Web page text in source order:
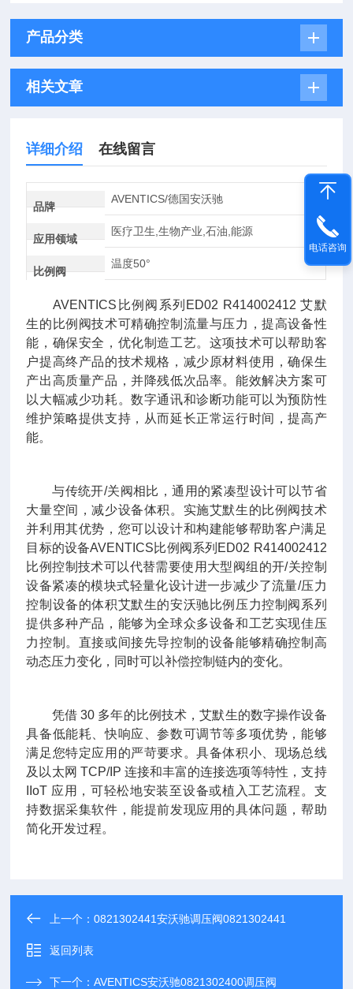
产品分类
相关文章
详细介绍 在线留言
品牌
AVENTICS/德国安沃驰
应用领域
医疗卫生,生物产业,石油,能源
比例阀
温度50°
AVENTICS比例阀系列ED02 R414002412 艾默
生的比例阀技术可精确控制流量与压力，提高设备性
能，确保安全，优化制造工艺。这项技术可以帮助客
户提高终产品的技术规格，减少原材料使用，确保生
产出高质量产品，并降残低次品率。能效解决方案可
以大幅减少功耗。数字通讯和诊断功能可以为预防性
维护策略提供支持，从而延长正常运行时间，提高产
能。
与传统开/关阀相比，通用的紧凑型设计可以节省
大量空间，减少设备体积。实施艾默生的比例阀技术
并利用其优势，您可以设计和构建能够帮助客户满足
目标的设备AVENTICS比例阀系列ED02 R414002412
比例控制技术可以代替需要使用大型阀组的开/关控制
设备紧凑的模块式轻量化设计进一步减少了流量/压力
控制设备的体积艾默生的安沃驰比例压力控制阀系列
提供多种产品，能够为全球众多设备和工艺实现佳压
力控制。直接或间接先导控制的设备能够精确控制高
动态压力变化，同时可以补偿控制链内的变化。
凭借 30 多年的比例技术，艾默生的数字操作设备
具备低能耗、快响应、参数可调节等多项优势，能够
满足您特定应用的严苛要求。具备体积小、现场总线
及以太网 TCP/IP 连接和丰富的连接选项等特性，支持
IIoT 应用，可轻松地安装至设备或植入工艺流程。支
持数据采集软件，能提前发现应用的具体问题，帮助
简化开发过程。
上一个：0821302441安沃驰调压阀0821302441
返回列表
下一个：AVENTICS安沃驰0821302400调压阀
电话咨询